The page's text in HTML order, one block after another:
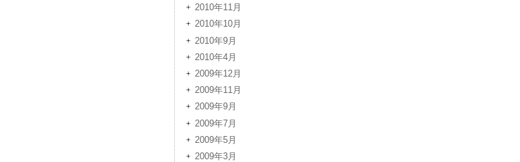
2010年11月
2010年10月
2010年9月
2010年4月
2009年12月
2009年11月
2009年9月
2009年7月
2009年5月
2009年3月